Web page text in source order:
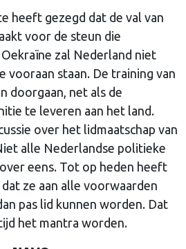
heeft gezegd dat de val van
voor de steun die
zal Nederland niet
vooraan staan. De training van
doorgaan, net als de
te leveren aan het land.
over het lidmaatschap van
alle Nederlandse politieke
eens. Tot op heden heeft
ze aan alle voorwaarden
pas lid kunnen worden. Dat
het mantra worden.